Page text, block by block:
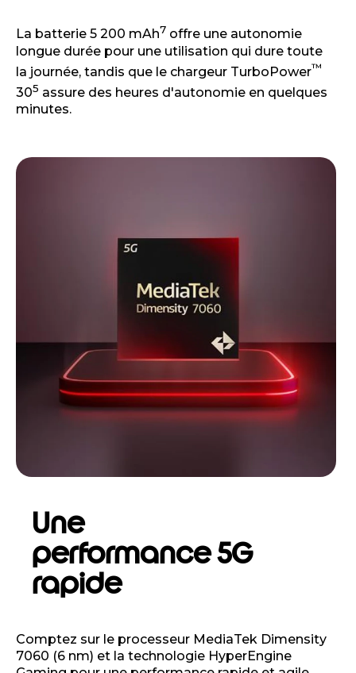
La batterie 5 200 mAh7 offre une autonomie
longue durée pour une utilisation qui dure toute
la journée, tandis que le chargeur TurboPower™
305 assure des heures d'autonomie en quelques
minutes.
Une
performance 5G
rapide
Comptez sur le processeur MediaTek Dimensity
7060 (6 nm) et la technologie HyperEngine